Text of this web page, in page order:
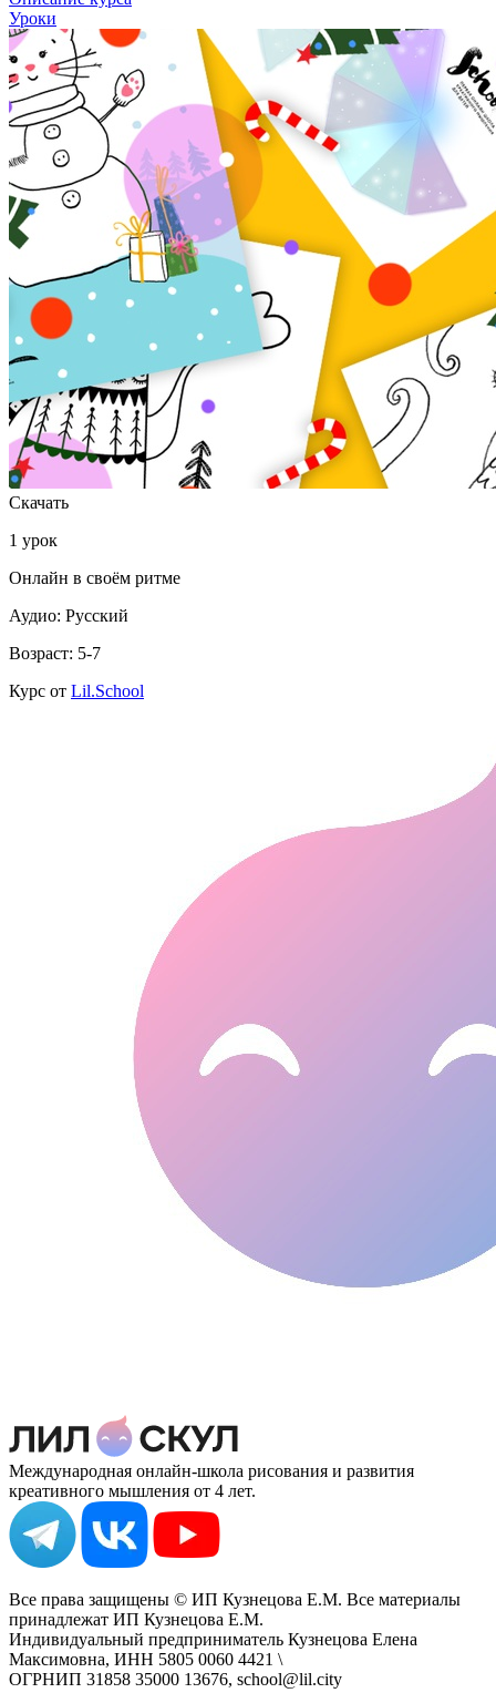
Уроки
Скачать
1 урок
Онлайн в своём ритме
Аудио: Русский
Возраст: 5-7
Курс от Lil.School
Международная онлайн-школа рисования и развития
креативного мышления от 4 лет.
Все права защищены © ИП Кузнецова Е.М. Все материалы
принадлежат ИП Кузнецова Е.М.
Индивидуальный предприниматель Кузнецова Елена
Максимовна, ИНН 5805 0060 4421 \
ОГРНИП 31858 35000 13676, school@lil.city